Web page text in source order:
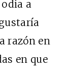
a
razón en
en que